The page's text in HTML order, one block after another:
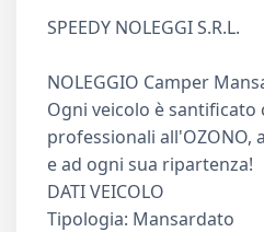
SPEEDY NOLEGGI S.R.L.
NOLEGGIO Camper
Ogni veicolo è santificato
professionali all'OZONO,
e ad ogni sua ripartenza!
DATI VEICOLO
Tipologia: Mansardato